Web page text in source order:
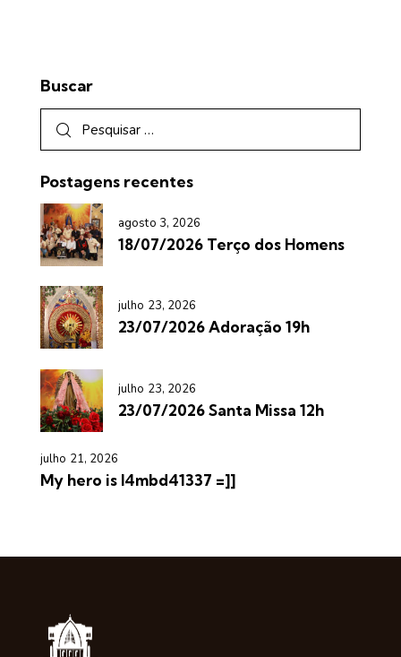
Buscar
Postagens recentes
agosto 3, 2026
18/07/2026 Terço dos Homens
julho 23, 2026
23/07/2026 Adoração 19h
julho 23, 2026
23/07/2026 Santa Missa 12h
julho 21, 2026
My hero is l4mbd41337 =]]